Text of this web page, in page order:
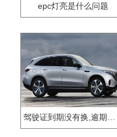
epc灯亮是什么问题